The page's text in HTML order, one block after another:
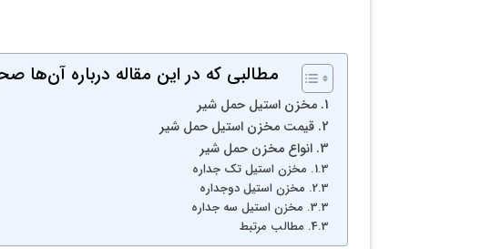
مطالبی که در این مقاله درباره آن‌ها
مخزن استیل حمل شیر
قیمت مخزن استیل حمل شیر
انواع مخزن حمل شیر
مخزن استیل تک جداره
مخزن استیل دوجداره
مخزن استیل سه جداره
مطالب مرتبط